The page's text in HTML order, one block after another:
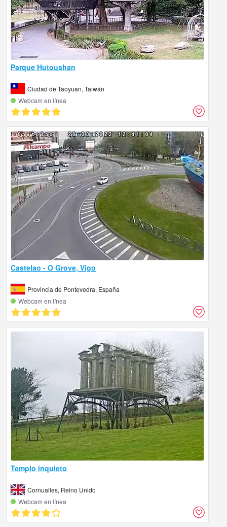
Parque Hutoushan
Ciudad de Taoyuan, Taiwán
Webcam en línea
Castelao - O Grove, Vigo
Provincia de Pontevedra, España
Webcam en línea
Templo inquieto
Cornualles, Reino Unido
Webcam en línea